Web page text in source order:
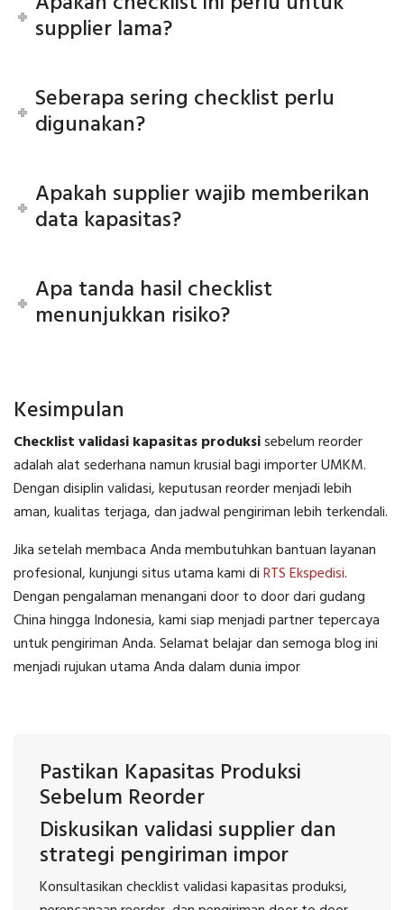
supplier lama?
Seberapa sering checklist perlu
digunakan?
Apakah supplier wajib memberikan
data kapasitas?
Apa tanda hasil checklist
menunjukkan risiko?
Kesimpulan
Checklist validasi kapasitas produksisebelum reorder
adalah alat sederhana namun krusial bagi importer UMKM.
Dengan disiplin validasi, keputusan reorder menjadi lebih
aman, kualitas terjaga, dan jadwal pengiriman lebih terkendali.
Jika setelah membaca Anda membutuhkan bantuan layanan
profesional, kunjungi situs utama kami diRTS Ekspedisi.
Dengan pengalaman menangani door to door dari gudang
China hingga Indonesia, kami siap menjadi partner tepercaya
untuk pengiriman Anda. Selamat belajar dan semoga blog ini
menjadi rujukan utama Anda dalam dunia impor
Pastikan Kapasitas Produksi
Sebelum Reorder
Diskusikan validasi supplier dan
strategi pengiriman impor
Konsultasikan checklist validasi kapasitas produksi,